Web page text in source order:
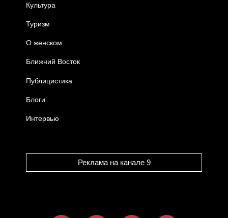
Культура
Туризм
О женском
Ближний Восток
Публицистика
Блоги
Интервью
Реклама на канале 9